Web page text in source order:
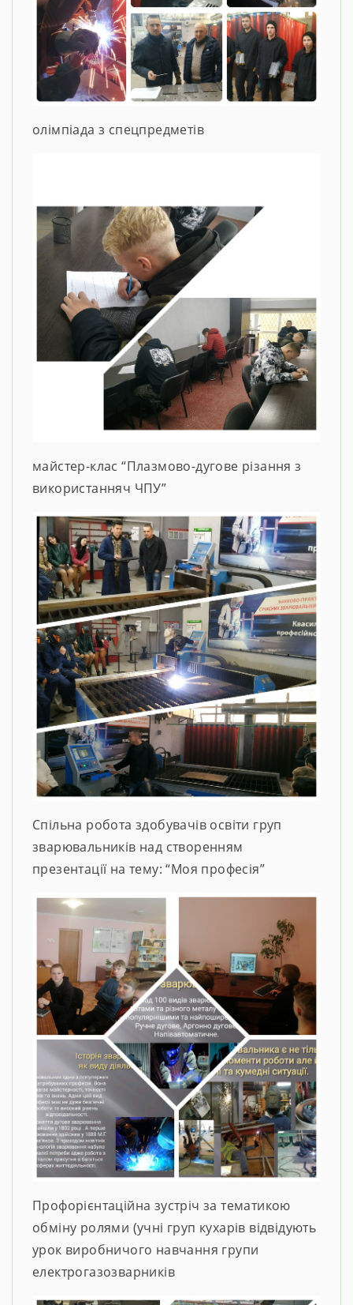
олімпіада з спецпредметів
майстер-клас “Плазмово-дугове різання з
використанняч ЧПУ”
Спільна робота здобувачів освіти груп
зварювальників над створенням
презентації на тему: “Моя професія”
Профорієнтаційна зустріч за тематикою
обміну ролями (учні груп кухарів відвідують
урок виробничого навчання групи
електрогазозварників